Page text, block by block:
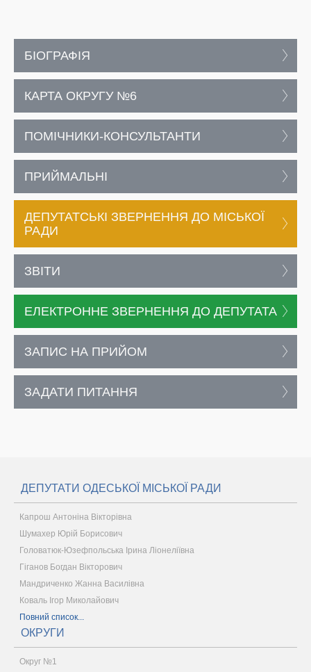
БІОГРАФІЯ
КАРТА ОКРУГУ №6
ПОМІЧНИКИ-КОНСУЛЬТАНТИ
ПРИЙМАЛЬНІ
ДЕПУТАТСЬКІ ЗВЕРНЕННЯ ДО МІСЬКОЇ
РАДИ
ЗВІТИ
ЕЛЕКТРОННЕ ЗВЕРНЕННЯ ДО ДЕПУТАТА
ЗАПИС НА ПРИЙОМ
ЗАДАТИ ПИТАННЯ
ДЕПУТАТИ ОДЕСЬКОЇ МІСЬКОЇ РАДИ
Капрош Антоніна Вікторівна
Шумахер Юрій Борисович
Головатюк-Юзефпольська Ірина Ліонеліївна
Гіганов Богдан Вікторович
Мандриченко Жанна Василівна
Коваль Ігор Миколайович
Повний список...
ОКРУГИ
Округ №1